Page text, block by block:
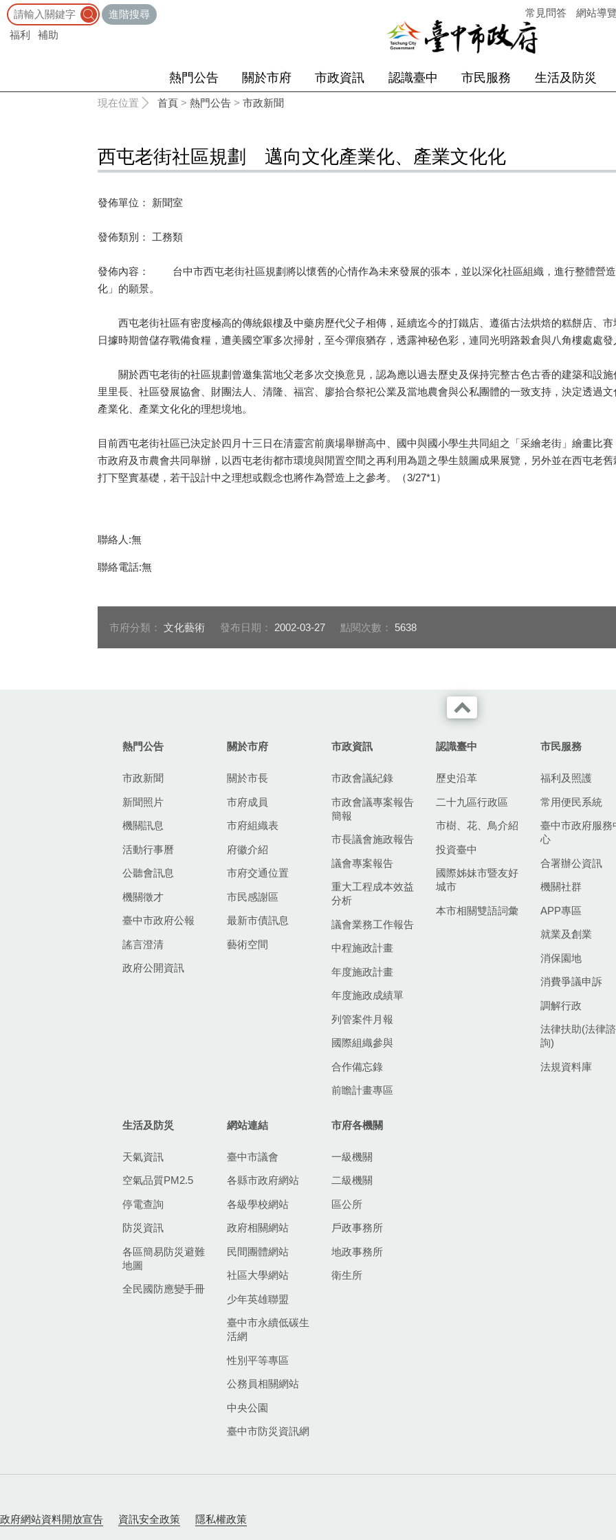
進階搜尋
福利
補助
常見問答 網站導
熱門公告 關於市府 市政資訊 認識臺中 市民服務 生活及防災
現在位置 首頁 > 熱門公告 > 市政新聞
西屯老街社區規劃 邁向文化產業化、產業文化化
發佈單位： 新聞室
發佈類別： 工務類
發佈內容： 台中市西屯老街社區規劃將以懷舊的心情作為未來發展的張本，並以深化社區組織，進行整體營
化」的願景。
西屯老街社區有密度極高的傳統銀樓及中藥房歷代父子相傳，延續迄今的打鐵店、遵循古法烘焙的糕餅店、市
日據時期曾儲存戰備食糧，遭美國空軍多次掃射，至今彈痕猶存，透露神秘色彩，連同光明路榖倉與八角樓處處
關於西屯老街的社區規劃曾邀集當地父老多次交換意見，認為應以過去歷史及保持完整古色古香的建築和設施
里里長、社區發展協會、財團法人、清隆、福宮、廖拾合祭祀公業及當地農會與公私團體的一致支持，決定透過
產業化、產業文化化的理想境地。
目前西屯老街社區已決定於四月十三日在清靈宮前廣場舉辦高中、國中與國小學生共同組之「采繪老街」繪畫比
市政府及市農會共同舉辦，以西屯老街都市環境與閒置空間之再利用為題之學生競圖成果展覽，另外並在西屯老
打下堅實基礎，若干設計中之理想或觀念也將作為營造上之參考。（3/27*1）
聯絡人:無
聯絡電話:無
市府分類： 文化藝術 發布日期： 2002-03-27 點閱次數： 5638
熱門公告
市政新聞
新聞照片
機關訊息
活動行事曆
公聽會訊息
機關徵才
臺中市政府公報
謠言澄清
政府公開資訊
關於市府
關於市長
市府成員
市府組織表
府徽介紹
市府交通位置
市民感謝區
最新市債訊息
藝術空間
市政資訊
市政會議紀錄
市政會議專案報告
簡報
市長議會施政報告
議會專案報告
重大工程成本效益
分析
議會業務工作報告
中程施政計畫
年度施政計畫
年度施政成績單
列管案件月報
國際組織參與
合作備忘錄
前瞻計畫專區
認識臺中
歷史沿革
二十九區行政區
市樹、花、鳥介紹
投資臺中
國際姊妹市暨友好
城市
本市相關雙語詞彙
市民服務
福利及照護
常用便民系統
臺中市政府服務
心
合署辦公資訊
機關社群
APP專區
就業及創業
消保園地
消費爭議申訴
調解行政
法律扶助(法律諮
詢)
法規資料庫
生活及防災
天氣資訊
空氣品質PM2.5
停電查詢
防災資訊
各區簡易防災避難
地圖
全民國防應變手冊
網站連結
臺中市議會
各縣市政府網站
各級學校網站
政府相關網站
民間團體網站
社區大學網站
少年英雄聯盟
臺中市永續低碳生
活網
性別平等專區
公務員相關網站
中央公園
臺中市防災資訊網
市府各機關
一級機關
二級機關
區公所
戶政事務所
地政事務所
衛生所
政府網站資料開放宣告 資訊安全政策 隱私權政策